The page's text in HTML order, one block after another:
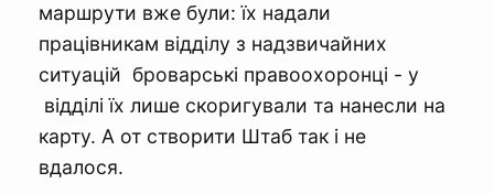
маршрути вже були: їх надали
працівникам відділу з надзвичайних
ситуацій броварські правоохоронці - у
відділі їх лише скоригували та нанесли на
карту. А от створити Штаб так і не
вдалося.